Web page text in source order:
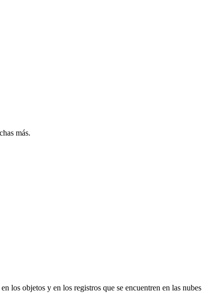
más.
los objetos y en los registros que se encuentren en las nubes